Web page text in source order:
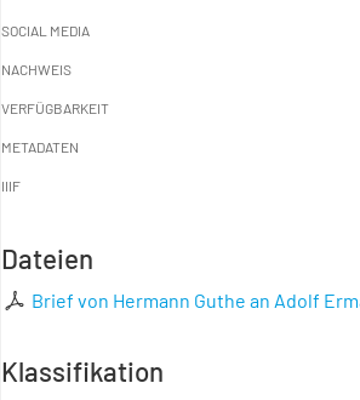
SOCIAL MEDIA
NACHWEIS
VERFÜGBARKEIT
METADATEN
IIIF
Dateien
Brief von Hermann Guthe an Adolf
Klassifikation